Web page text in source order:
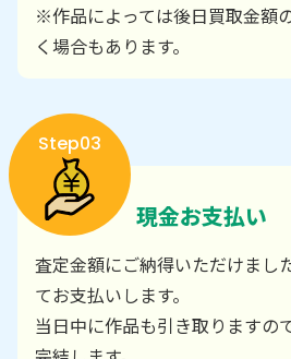
※作品によっては後日買取金額
く場合もあります。
Step03
現金お支払い
査定金額にご納得いただけまし
てお支払いします。
当日中に作品も引き取りますの